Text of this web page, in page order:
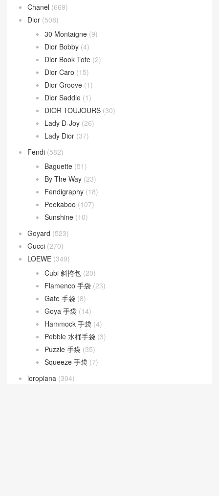
Chanel (669)
Dior (508)
30 Montaigne (9)
Dior Bobby (4)
Dior Book Tote (2)
Dior Caro (15)
Dior Groove (1)
Dior Saddle (1)
DIOR TOUJOURS (30)
Lady D-Joy (26)
Lady Dior (37)
Fendi (582)
Baguette (51)
By The Way (23)
Fendigraphy (18)
Peekaboo (107)
Sunshine (10)
Goyard (523)
Gucci (270)
LOEWE (349)
Cubi 斜挎包 (20)
Flamenco 手袋 (23)
Gate 手袋 (8)
Goya 手袋 (14)
Hammock 手袋 (4)
Pebble 水桶手袋 (3)
Puzzle 手袋 (35)
Squeeze 手袋 (7)
loropiana (304)